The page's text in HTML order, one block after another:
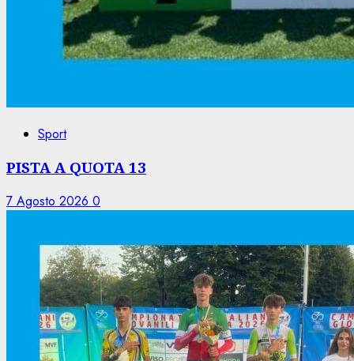
Sport
PISTA A QUOTA 13
7 Agosto 2026 0